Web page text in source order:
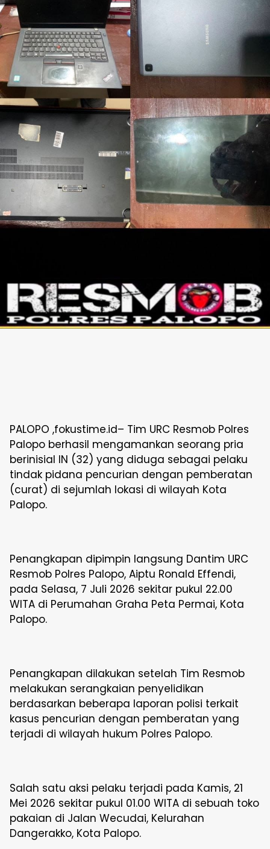
PALOPO ,fokustime.id– Tim URC Resmob Polres
Palopo berhasil mengamankan seorang pria
berinisial IN (32) yang diduga sebagai pelaku
tindak pidana pencurian dengan pemberatan
(curat) di sejumlah lokasi di wilayah Kota
Palopo.
Penangkapan dipimpin langsung Dantim URC
Resmob Polres Palopo, Aiptu Ronald Effendi,
pada Selasa, 7 Juli 2026 sekitar pukul 22.00
WITA di Perumahan Graha Peta Permai, Kota
Palopo.
Penangkapan dilakukan setelah Tim Resmob
melakukan serangkaian penyelidikan
berdasarkan beberapa laporan polisi terkait
kasus pencurian dengan pemberatan yang
terjadi di wilayah hukum Polres Palopo.
Salah satu aksi pelaku terjadi pada Kamis, 21
Mei 2026 sekitar pukul 01.00 WITA di sebuah toko
pakaian di Jalan Wecudai, Kelurahan
Dangerakko, Kota Palopo.